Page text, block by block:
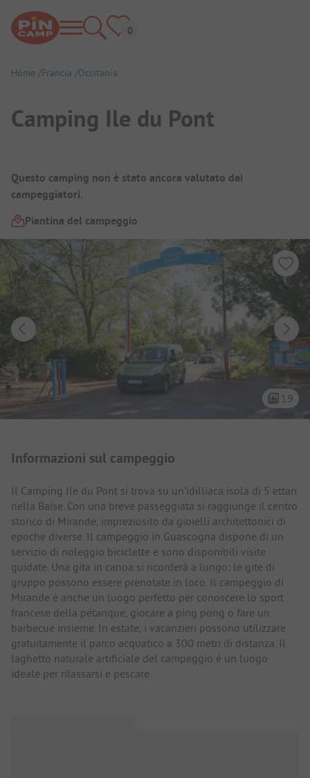
Home Francia Occitania
Camping Ile du Pont
Panoramica del campeggio
Questo camping non è stato ancora valutato dai
campeggiatori.
Piantina del campeggio
19
Informazioni sul campeggio
Il Camping Ile du Pont si trova su un'idilliaca isola di 5 ettari
nella Baïse. Con una breve passeggiata si raggiunge il centro
storico di Mirande, impreziosito da gioielli architettonici di
epoche diverse. Il campeggio in Guascogna dispone di un
servizio di noleggio biciclette e sono disponibili visite
guidate. Una gita in canoa si ricorderà a lungo: le gite di
gruppo possono essere prenotate in loco. Il campeggio di
Mirande è anche un luogo perfetto per conoscere lo sport
francese della pétanque, giocare a ping pong o fare un
barbecue insieme. In estate, i vacanzieri possono utilizzare
gratuitamente il parco acquatico a 300 metri di distanza. Il
laghetto naturale artificiale del campeggio è un luogo
ideale per rilassarsi e pescare.